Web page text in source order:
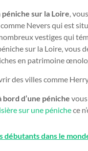
sur la Loire,
Nevers qui est
vestiges qui
sur la Loire,
en patrimoine
des villes comme
d’une péniche
sur une pénichece
débutants dans le